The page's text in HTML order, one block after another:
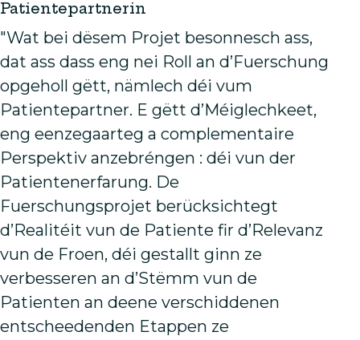
Patientepartnerin
"Wat bei dësem Projet besonnesch ass,
dat ass dass eng nei Roll an d’Fuerschung
opgeholl gëtt, nämlech déi vum
Patientepartner. E gëtt d’Méiglechkeet,
eng eenzegaarteg a complementaire
Perspektiv anzebréngen : déi vun der
Patientenerfarung. De
Fuerschungsprojet berücksichtegt
d’Realitéit vun de Patiente fir d’Relevanz
vun de Froen, déi gestallt ginn ze
verbesseren an d’Stëmm vun de
Patienten an deene verschiddenen
entscheedenden Etappen ze